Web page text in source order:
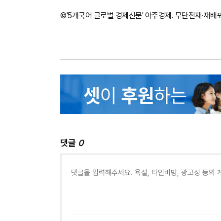
©'5개국어 글로벌 경제신문' 아주경제. 무단전재·재배
댓글 0